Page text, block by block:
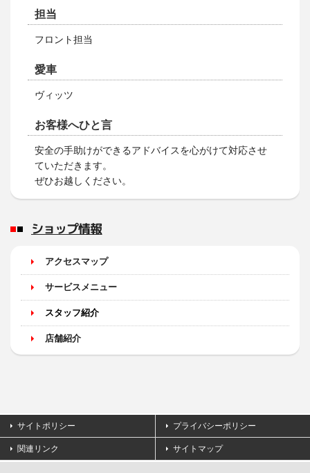
担当
フロント担当
愛車
ヴィッツ
お客様へひと言
安全の手助けができるアドバイスを心がけて対応させ
ていただきます。
ぜひお越しください。
ショップ情報
アクセスマップ
サービスメニュー
スタッフ紹介
店舗紹介
サイトポリシー プライバシーポリシー
関連リンク サイトマップ